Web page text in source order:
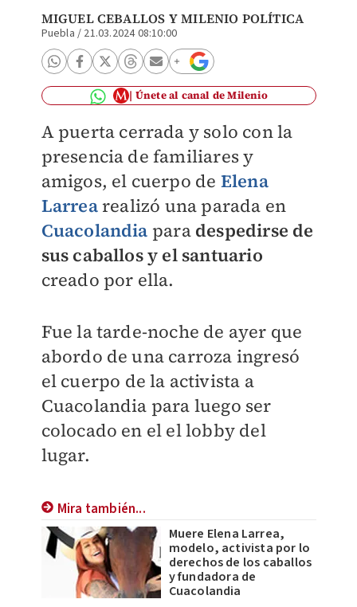
MIGUEL CEBALLOS Y MILENIO POLÍTICA
Puebla / 21.03.2024 08:10:00
Únete al canal de Milenio
A puerta cerrada y solo con la
presencia de familiares y
amigos, el cuerpo de Elena
Larrearealizó una parada en
Cuacolandia para despedirse de
sus caballos y el santuario
creado por ella.
Fue la tarde-noche de ayer que
abordo de una carroza ingresó
el cuerpo de la activista a
Cuacolandia para luego ser
colocado en el el lobby del
lugar.
Mira también...
Muere Elena Larrea,
modelo, activista por lo
derechos de los caballos
y fundadora de
Cuacolandia